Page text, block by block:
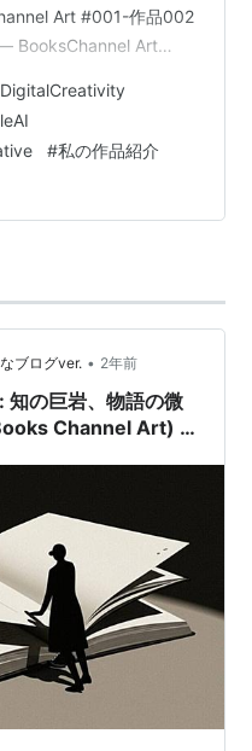
Art #001-作品002
BooksChannel Art
DigitalCreativity
#私の作品紹介
ブログver. • 2年前
の巨岩、物語の微
Channel Art) +